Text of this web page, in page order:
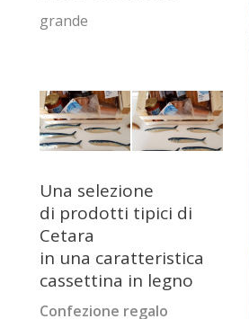
grande
Una selezione
di prodotti tipici di
Cetara
in una caratteristica
cassettina in legno
Confezione regalo